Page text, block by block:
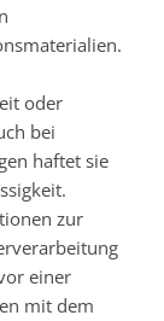
oder
bei
haftet sie
zur
einer
mit dem